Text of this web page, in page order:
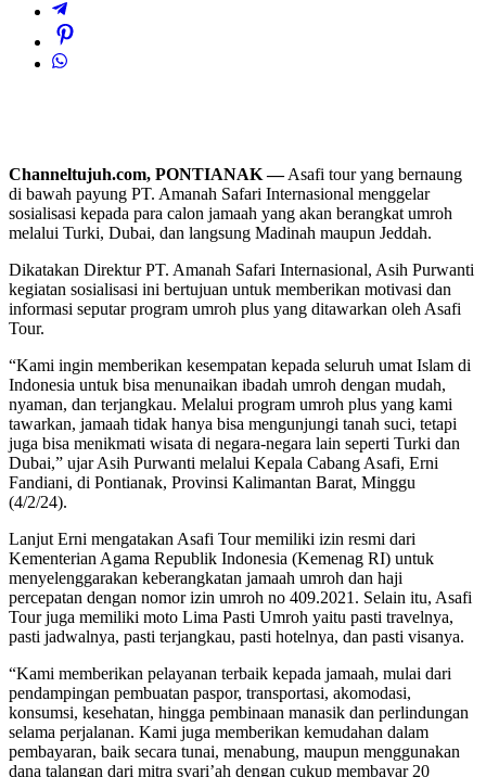
Channeltujuh.com, PONTIANAK —Asafi tour yang bernaung
di bawah payung PT. Amanah Safari Internasional menggelar
sosialisasi kepada para calon jamaah yang akan berangkat umroh
melalui Turki, Dubai, dan langsung Madinah maupun Jeddah.
Dikatakan Direktur PT. Amanah Safari Internasional, Asih Purwanti
kegiatan sosialisasi ini bertujuan untuk memberikan motivasi dan
informasi seputar program umroh plus yang ditawarkan oleh Asafi
Tour.
“Kami ingin memberikan kesempatan kepada seluruh umat Islam di
Indonesia untuk bisa menunaikan ibadah umroh dengan mudah,
nyaman, dan terjangkau. Melalui program umroh plus yang kami
tawarkan, jamaah tidak hanya bisa mengunjungi tanah suci, tetapi
juga bisa menikmati wisata di negara-negara lain seperti Turki dan
Dubai,” ujar Asih Purwanti melalui Kepala Cabang Asafi, Erni
Fandiani, di Pontianak, Provinsi Kalimantan Barat, Minggu
(4/2/24).
Lanjut Erni mengatakan Asafi Tour memiliki izin resmi dari
Kementerian Agama Republik Indonesia (Kemenag RI) untuk
menyelenggarakan keberangkatan jamaah umroh dan haji
percepatan dengan nomor izin umroh no 409.2021. Selain itu, Asafi
Tour juga memiliki moto Lima Pasti Umroh yaitu pasti travelnya,
pasti jadwalnya, pasti terjangkau, pasti hotelnya, dan pasti visanya.
“Kami memberikan pelayanan terbaik kepada jamaah, mulai dari
pendampingan pembuatan paspor, transportasi, akomodasi,
konsumsi, kesehatan, hingga pembinaan manasik dan perlindungan
selama perjalanan. Kami juga memberikan kemudahan dalam
pembayaran, baik secara tunai, menabung, maupun menggunakan
dana talangan dari mitra syari’ah dengan cukup membayar 20